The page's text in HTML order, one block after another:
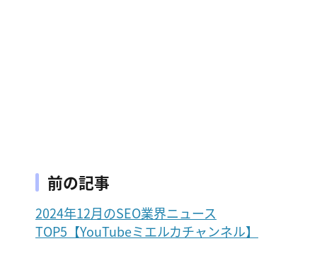
前の記事
2024年12月のSEO業界ニュース
TOP5【YouTubeミエルカチャンネル】